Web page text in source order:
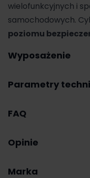
wielofunkcyjnych i
samochodowych.
poziomu
Wyposażenie
Parametry
FAQ
Opinie
Marka